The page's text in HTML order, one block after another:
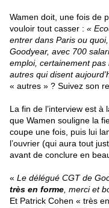
Wamen doit, une fois de
vouloir tout casser : «
entrer dans Paris ou
Goodyear, avec 700
emploi, certainement
autres qui disent
« autres » ? Suivez son
La fin de l’interview est
que Wamen souligne la
coupe une fois, puis lui
l’ouvrier (qui aura tout
avant de conclure en
« Le délégué CGT de
très en forme , merci et
Et Patrick Cohen « très